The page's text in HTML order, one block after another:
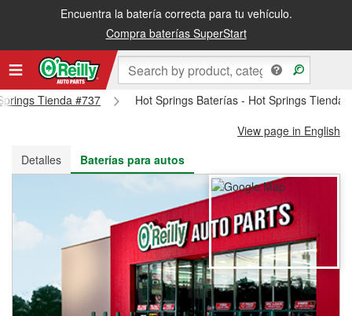
Encuentra la batería correcta para tu vehículo.
Compra baterías SuperStart
Recibe tu orden gratis al día siguiente o recógela en la tienda
Tienda #737
Hot Springs Baterías - Hot Springs Tienda
View page in English
Detalles
Baterías para autos